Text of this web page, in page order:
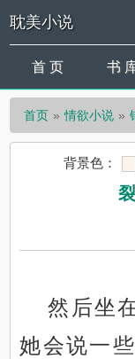
耽美小说
首 页 书
首页 情欲小说
背景色：
然后坐
她会说一